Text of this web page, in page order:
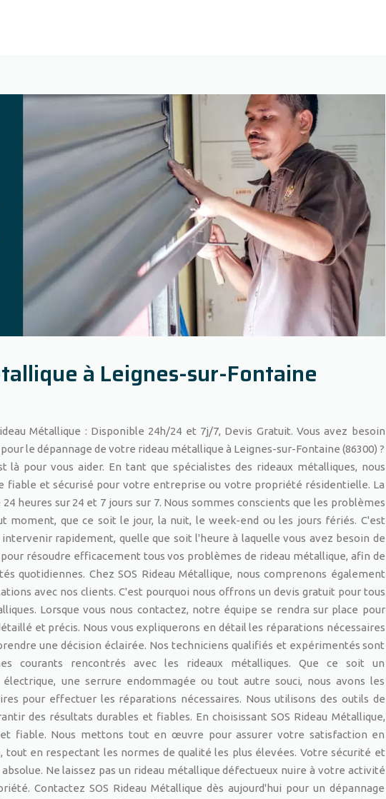
à Leignes-sur-Fontaine
Métallique : Disponible 24h/24 et 7j/7, Devis Gratuit. Vous avez besoin
le dépannage de votre rideau métallique à Leignes-sur-Fontaine (86300) ?
là pour vous aider. En tant que spécialistes des rideaux métalliques, nous
fiable et sécurisé pour votre entreprise ou votre propriété résidentielle. La
heures sur 24 et 7 jours sur 7. Nous sommes conscients que les problèmes
moment, que ce soit le jour, la nuit, le week-end ou les jours fériés. C'est
rapidement, quelle que soit l'heure à laquelle vous avez besoin de
résoudre efficacement tous vos problèmes de rideau métallique, afin de
quotidiennes. Chez SOS Rideau Métallique, nous comprenons également
avec nos clients. C'est pourquoi nous offrons un devis gratuit pour tous
Lorsque vous nous contactez, notre équipe se rendra sur place pour
et précis. Nous vous expliquerons en détail les réparations nécessaires
une décision éclairée. Nos techniciens qualifiés et expérimentés sont
courants rencontrés avec les rideaux métalliques. Que ce soit un
une serrure endommagée ou tout autre souci, nous avons les
pour effectuer les réparations nécessaires. Nous utilisons des outils de
des résultats durables et fiables. En choisissant SOS Rideau Métallique,
fiable. Nous mettons tout en œuvre pour assurer votre satisfaction en
tout en respectant les normes de qualité les plus élevées. Votre sécurité et
Ne laissez pas un rideau métallique défectueux nuire à votre activité
Contactez SOS Rideau Métallique dès aujourd'hui pour un dépannage